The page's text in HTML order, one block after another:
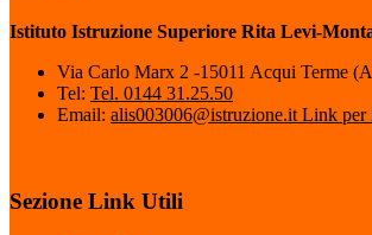
Istituto Istruzione Superiore Rita Levi-
Via Carlo Marx 2 -15011 Acqui Terme
Tel: Tel. 0144 31.25.50
Email: alis003006@istruzione.it Link per
Sezione Link Utili